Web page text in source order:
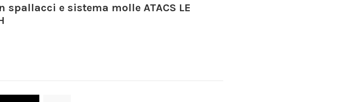
spallacci e sistema molle ATACS LE